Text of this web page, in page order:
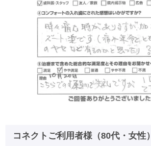
コネクトご利用者様（80代・女性）